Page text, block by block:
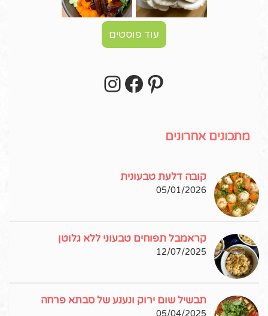
עוד פוסטים
Pinterest
Facebook
מתכונים אחרונים
קובה דלעת טבעונית
05/01/2026
קראמבל תפוחים טבעוני ללא גלוטן
12/07/2025
תבשיל שום ירוק ונענע של סבתא פרחה
05/04/2025